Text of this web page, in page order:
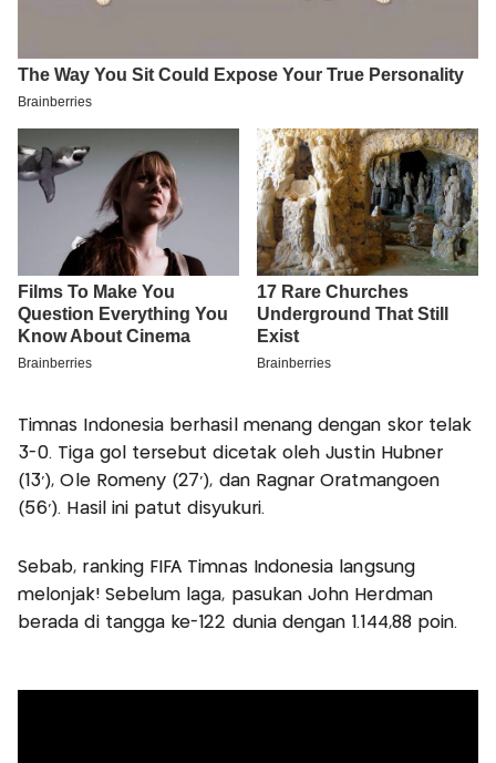
Timnas Indonesia berhasil menang dengan skor telak
3-0. Tiga gol tersebut dicetak oleh Justin Hubner
(13’), Ole Romeny (27’), dan Ragnar Oratmangoen
(56’). Hasil ini patut disyukuri.
Sebab, ranking FIFA Timnas Indonesia langsung
melonjak! Sebelum laga, pasukan John Herdman
berada di tangga ke-122 dunia dengan 1.144,88 poin.